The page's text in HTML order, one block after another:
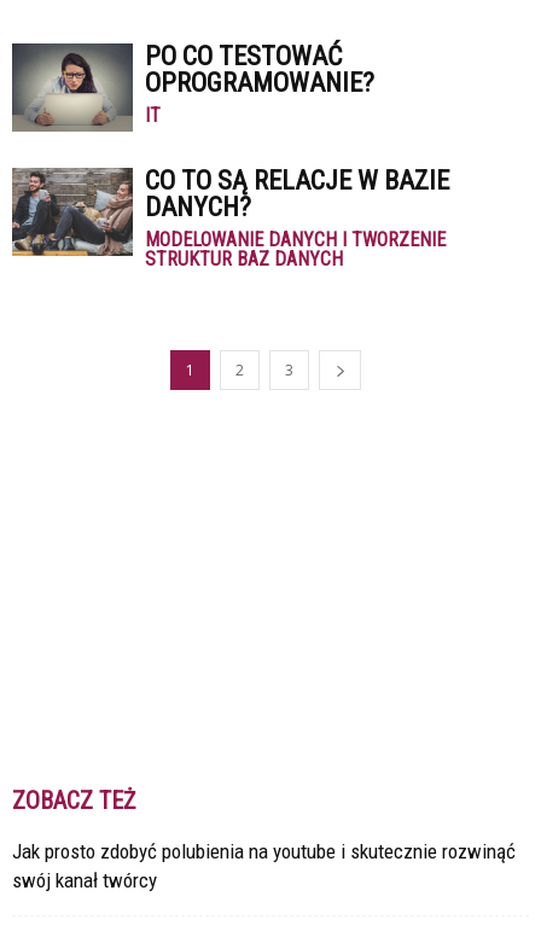
PO CO TESTOWAĆ
OPROGRAMOWANIE?
IT
CO TO SĄ RELACJE W BAZIE
DANYCH?
MODELOWANIE DANYCH I TWORZENIE
STRUKTUR BAZ DANYCH
1 2 3
ZOBACZ TEŻ
Jak prosto zdobyć polubienia na youtube i skutecznie rozwinąć
swój kanał twórcy